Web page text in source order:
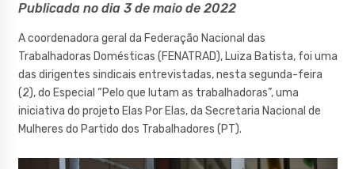
Publicada no dia 3 de maio de 2022
A coordenadora geral da Federação Nacional das
Trabalhadoras Domésticas (FENATRAD), Luiza Batista, foi uma
das dirigentes sindicais entrevistadas, nesta segunda-feira
(2), do Especial “Pelo que lutam as trabalhadoras”, uma
iniciativa do projeto Elas Por Elas, da Secretaria Nacional de
Mulheres do Partido dos Trabalhadores (PT).